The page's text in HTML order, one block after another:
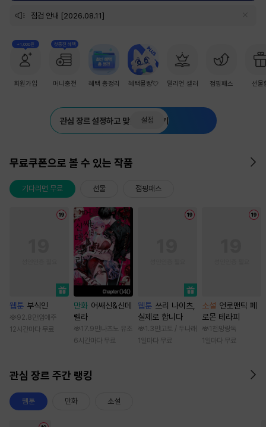
점검 안내 [2026.08.11]
+1,000원
회원가입
첫충전 혜택
머니충전 혜택 총정리 혜택몰빵💘 밀리언 셀러 점핑패스 선물
관심 장르 설정하고 맞춤 추천 받기
설정
무료쿠폰으로 볼 수 있는 작품
기다리면 무료 선물 점핑패스
웹툰 부식인
92.8만 임애주
12시간마다 무료
만화 어쌔신&신데
렐라
17.9만 나츠노 유조
6시간마다 무료
웹툰 쓰리 나이츠,
실제로 합니다
1.3만 고토 / 두나래
1일마다 무료
소설 언로맨틱 페
로몬 테라피
1천 망랑독
1일마다 무료
관심 장르 주간 랭킹
웹툰 만화 소설